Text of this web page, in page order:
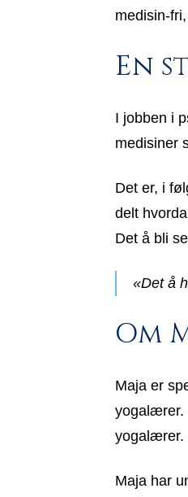
medisin-
En
I jobben i
medisiner
Det er, i
delt
Det å bli
«Det å
Om
Maja er
yogalærer.
yogalærer.
Maja har